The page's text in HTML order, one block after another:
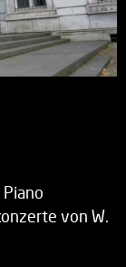
von W.